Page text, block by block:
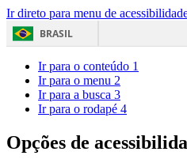
Ir direto para menu de
BRASIL
Ir para o conteúdo 1
Ir para o menu 2
Ir para a busca 3
Ir para o rodapé 4
Opções de